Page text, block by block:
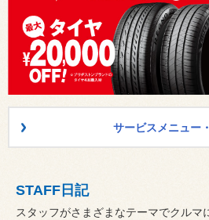
サービスメニュー
STAFF日記
スタッフがさまざまなテーマでクルマ